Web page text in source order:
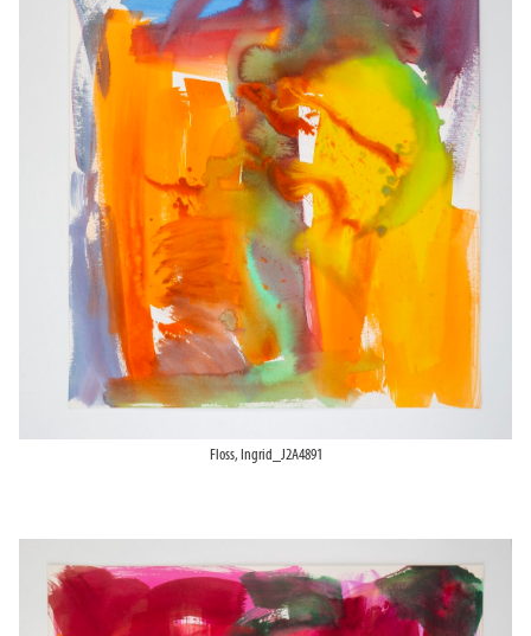
Floss, Ingrid_J2A4891